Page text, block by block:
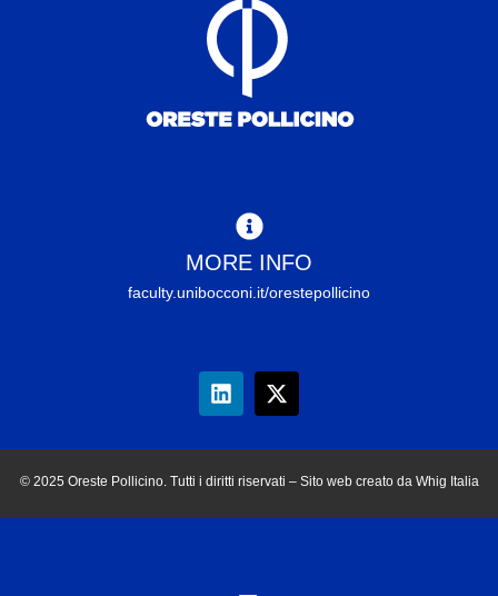
MORE INFO
faculty.unibocconi.it/orestepollicino
© 2025 Oreste Pollicino. Tutti i diritti riservati – Sito web creato da Whig Italia